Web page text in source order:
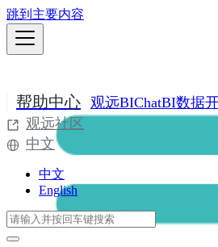
跳到主要内容
帮助中心 观远BIChatBI数据
观远社区
中文
中文
English